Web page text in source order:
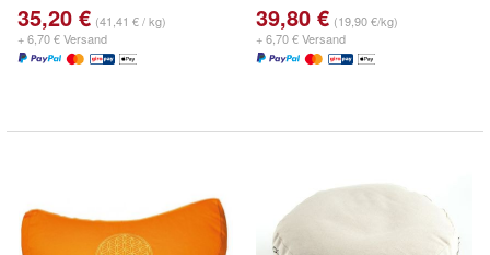
35,20 € (41,41 € / kg)
+ 6,70 € Versand
39,80 € (19,90 €/kg)
+ 6,70 € Versand